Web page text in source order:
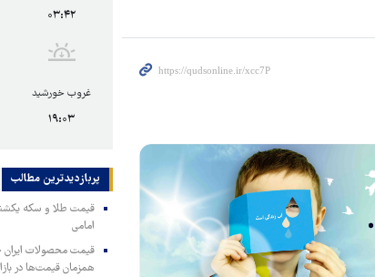
۰۳:۴۲
غروب خورشید
۱۹:۰۳
پربازدیدترین‌ مطالب
امامی
همزمان قیمت‌ها در